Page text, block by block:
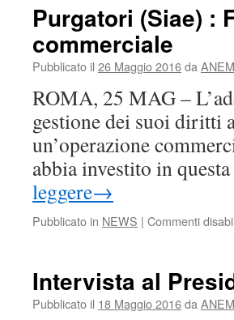
Purgatori (Siae) :
commerciale
Pubblicato il 26 Maggio 2016da
ROMA, 25 MAG –
gestione dei suoi diritti
un’operazione
abbia investito in
leggere→
Pubblicato in NEWS | Commenti
Intervista al
Pubblicato il 18 Maggio 2016da